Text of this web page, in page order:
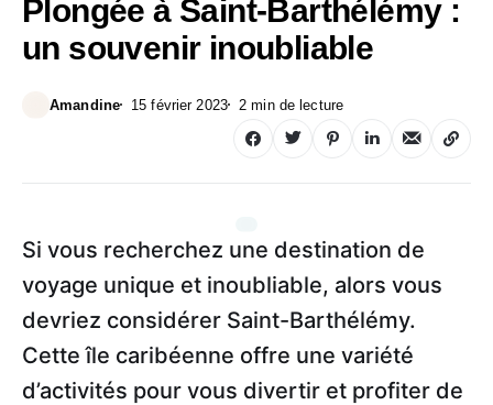
Plongée à Saint-Barthélémy :
un souvenir inoubliable
Amandine 15 février 2023 2 min de lecture
Si vous recherchez une destination de
voyage unique et inoubliable, alors vous
devriez considérer Saint-Barthélémy.
Cette île caribéenne offre une variété
d’activités pour vous divertir et profiter de